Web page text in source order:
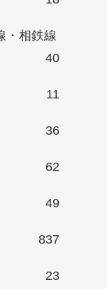
・相鉄線
40
11
36
62
49
837
23